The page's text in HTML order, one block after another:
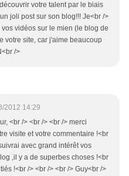
votre talent par le biais
joli post sur son blog!!! Je<br />
vidéos sur le mien (le blog de
votre site, car j'aime beaucoup
/>
2012 14:29
<br /> <br /> <br /> merci
visite et votre commentaire !<br
avec grand intérêt vos
,il y a de superbes choses !<br
!<br /> <br /> <br /> Guy<br />